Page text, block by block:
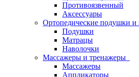
Противоязвенный
Аксессуары
Ортопедические подушки и
Подушки
Матрацы
Наволочки
Массажеры и тренажеры
Массажеры
Аппликаторы